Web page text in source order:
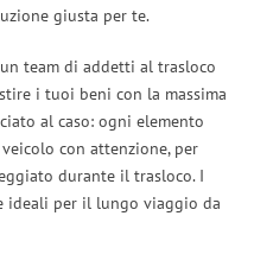
giusta per te.
team di addetti al trasloco
i tuoi beni con la massima
al caso: ogni elemento
con attenzione, per
durante il trasloco. I
ideali per il lungo viaggio da